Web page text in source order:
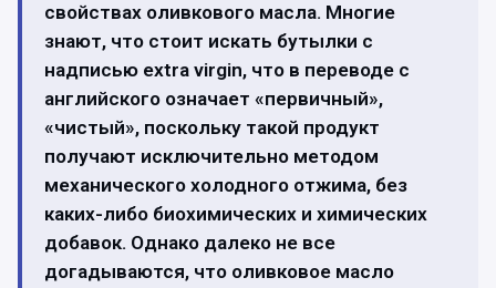
свойствах оливкового масла. Многие
знают, что стоит искать бутылки с
надписью extra virgin, что в переводе с
английского означает «первичный»,
«чистый», поскольку такой продукт
получают исключительно методом
механического холодного отжима, без
каких-либо биохимических и химических
добавок. Однако далеко не все
догадываются, что оливковое масло